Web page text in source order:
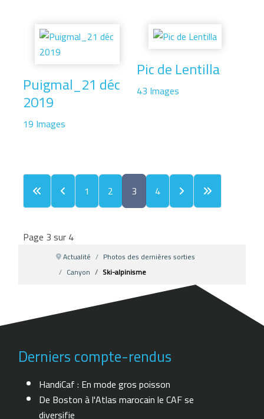
Puigmal_21 déc
2019
19 Images
Pic de Lentilla
43 Images
1 2 3 4
Page 3 sur 4
Actualité
Photos des dernières sorties
Canyon
Ski-alpinisme
Derniers compte-rendus
HandiCaf : En mode gros poisson
De Boston à l'Atlas marocain le CAF se
diversifie